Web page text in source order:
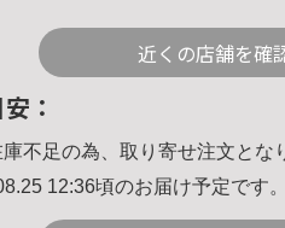
近くの店舗を確
：
不足の為、取り寄せ注文とな
12:36頃のお届け予定です。